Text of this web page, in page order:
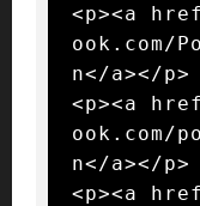
<p><a
ook.com/
n</a></p>
<p><a
ook.com/
n</a></p>
<p><a